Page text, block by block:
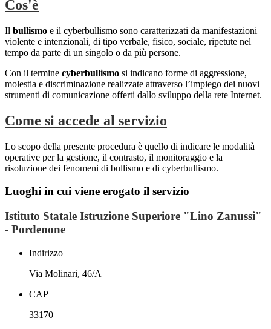
Cos'è
Il bullismo e il cyberbullismo sono caratterizzati da manifestazioni
violente e intenzionali, di tipo verbale, fisico, sociale, ripetute nel
tempo da parte di un singolo o da più persone.
Con il termine cyberbullismo si indicano forme di aggressione,
molestia e discriminazione realizzate attraverso l’impiego dei nuovi
strumenti di comunicazione offerti dallo sviluppo della rete Internet.
Come si accede al servizio
Lo scopo della presente procedura è quello di indicare le modalità
operative per la gestione, il contrasto, il monitoraggio e la
risoluzione dei fenomeni di bullismo e di cyberbullismo.
Luoghi in cui viene erogato il servizio
Istituto Statale Istruzione Superiore "Lino Zanussi"
- Pordenone
Indirizzo
Via Molinari, 46/A
CAP
33170